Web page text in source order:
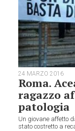
24 MARZO 2016
Roma.
ragazzo
patologia
Un giovane affetto
stato costretto a